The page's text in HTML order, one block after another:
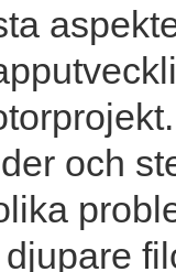
och